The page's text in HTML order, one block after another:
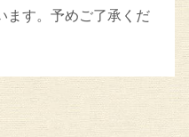
ます。予めご了承くだ